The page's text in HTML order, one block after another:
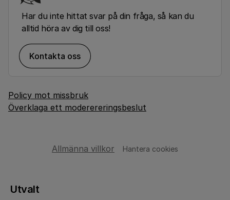
Har du inte hittat svar på din fråga, så kan du
alltid höra av dig till oss!
Kontakta oss
Policy mot missbruk
Överklaga ett moderereringsbeslut
Allmänna villkor Hantera cookies
Utvalt